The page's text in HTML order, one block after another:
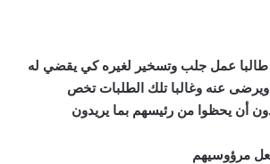
طالبا عمل جلب وتسخير لغيره كي يقضي له
ويرضى عنه وغالبا تلك الطلبات تخص
أن يحظوا من رئيسهم بما يريدون
مرؤوسيهم